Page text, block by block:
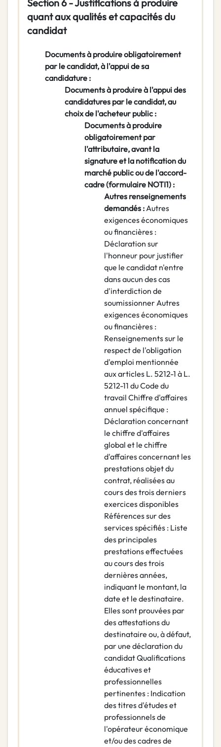
Section 6 - Justifications à produire
quant aux qualités et capacités du
candidat
Documents à produire obligatoirement
par le candidat, à l'appui de sa
candidature :
Documents à produire à l'appui des
candidatures par le candidat, au
choix de l'acheteur public :
Documents à produire
obligatoirement par
l'attributaire, avant la
signature et la notification du
marché public ou de l'accord-
cadre (formulaire NOTI1) :
Autres renseignements
demandés :Autres
exigences économiques
ou financières :
Déclaration sur
l'honneur pour justifier
que le candidat n'entre
dans aucun des cas
d'interdiction de
soumissionner Autres
exigences économiques
ou financières :
Renseignements sur le
respect de l'obligation
d'emploi mentionnée
aux articles L. 5212-1 à L.
5212-11 du Code du
travail Chiffre d'affaires
annuel spécifique :
Déclaration concernant
le chiffre d'affaires
global et le chiffre
d'affaires concernant les
prestations objet du
contrat, réalisées au
cours des trois derniers
exercices disponibles
Références sur des
services spécifiés : Liste
des principales
prestations effectuées
au cours des trois
dernières années,
indiquant le montant, la
date et le destinataire.
Elles sont prouvées par
des attestations du
destinataire ou, à défaut,
par une déclaration du
candidat Qualifications
éducatives et
professionnelles
pertinentes : Indication
des titres d'études et
professionnels de
l'opérateur économique
et/ou des cadres de